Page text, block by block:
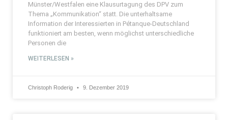
Münster/Westfalen eine Klausurtagung des DPV zum
Thema „Kommunikation“ statt. Die unterhaltsame
Information der Interessierten in Pétanque-Deutschland
funktioniert am besten, wenn möglichst unterschiedliche
Personen die
WEITERLESEN »
Christoph Roderig 9. Dezember 2019